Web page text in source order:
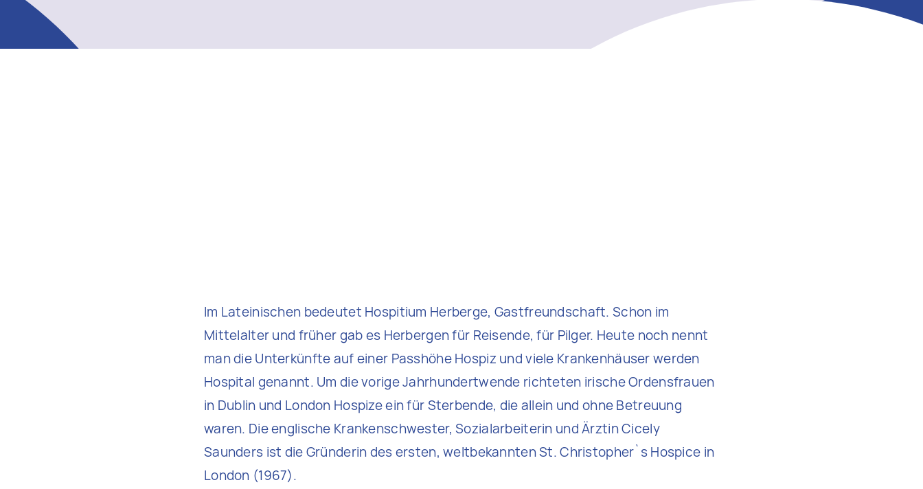
Im Lateinischen bedeutet Hospitium Herberge, Gastfreundschaft. Schon im
Mittelalter und früher gab es Herbergen für Reisende, für Pilger. Heute noch nennt
man die Unterkünfte auf einer Passhöhe Hospiz und viele Krankenhäuser werden
Hospital genannt. Um die vorige Jahrhundertwende richteten irische Ordensfrauen
in Dublin und London Hospize ein für Sterbende, die allein und ohne Betreuung
waren. Die englische Krankenschwester, Sozialarbeiterin und Ärztin Cicely
Saunders ist die Gründerin des ersten, weltbekannten St. Christopher`s Hospice in
London (1967).